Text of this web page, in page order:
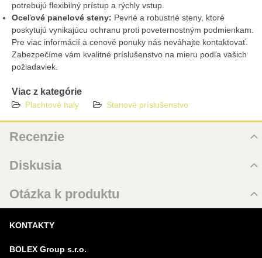
potrebujú flexibilný prístup a rýchly vstup.
Oceľové panelové steny: Pevné a robustné steny, ktoré
poskytujú vynikajúcu ochranu proti poveternostným podmienkam.
Pre viac informácií a cenové ponuky nás neváhajte kontaktovať.
Zabezpečíme vám kvalitné príslušenstvo na mieru podľa vašich
požiadaviek.
Viac z kategórie
Plachtové haly Stanové príslušenstvo
Recenzie
Zatiaľ bez hodnotenia. Buďte prvý!
Pridať recenziu
Diskusia
Zatiaľ nie sú žiadne komentáre! Buďte prvý!
Nový komentár
Otázka k produktu
MENO
KONTAKTY
BOLEX Group s.r.o.